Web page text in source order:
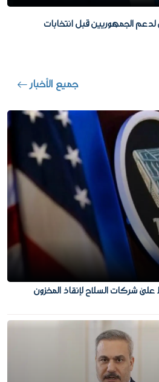
لدعم الجمهوريين قبل انتخابات
جميع الأخبار
على شركات السلاح لإنقاذ المخزون